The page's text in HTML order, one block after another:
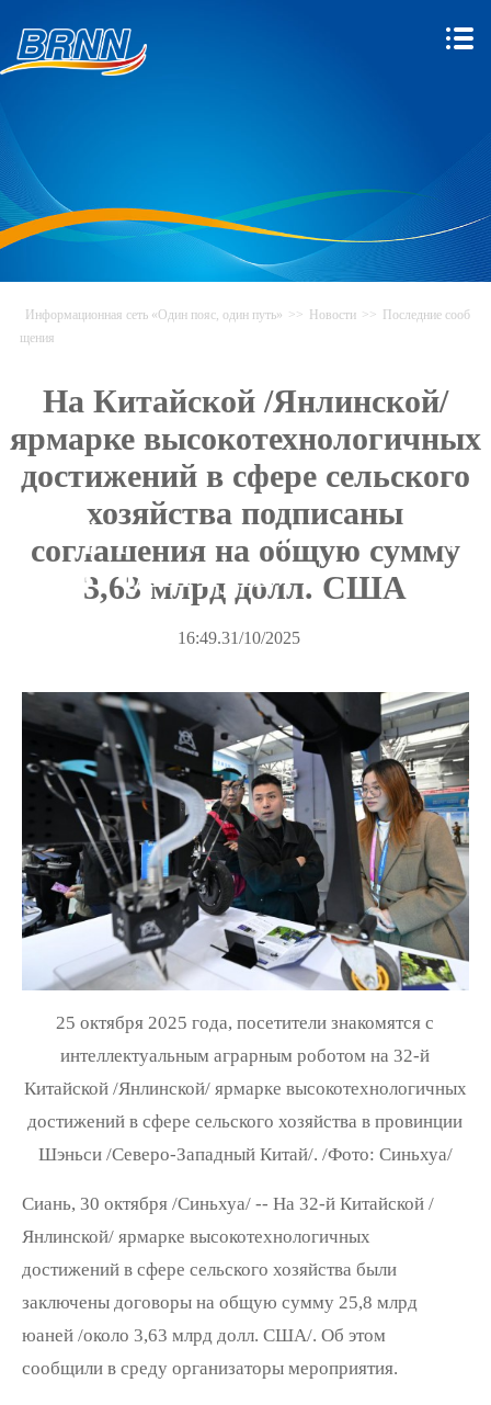
Информационная сеть «Один
пояс, один путь»
Информационная сеть «Один пояс, один путь» >> Новости >> Последние сооб
щения
На Китайской /Янлинской/
ярмарке высокотехнологичных
достижений в сфере сельского
хозяйства подписаны
соглашения на общую сумму
3,63 млрд долл. США
16:49.31/10/2025
25 октября 2025 года, посетители знакомятся с
интеллектуальным аграрным роботом на 32-й
Китайской /Янлинской/ ярмарке высокотехнологичных
достижений в сфере сельского хозяйства в провинции
Шэньси /Северо-Западный Китай/. /Фото: Синьхуа/
Сиань, 30 октября /Синьхуа/ -- На 32-й Китайской /
Янлинской/ ярмарке высокотехнологичных
достижений в сфере сельского хозяйства были
заключены договоры на общую сумму 25,8 млрд
юаней /около 3,63 млрд долл. США/. Об этом
сообщили в среду организаторы мероприятия.